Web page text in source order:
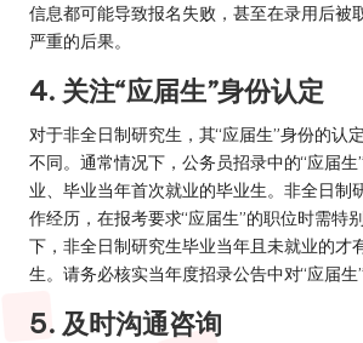
信息都可能导致报名失败，甚至在录用后被
严重的后果。
4. 关注“应届生”身份认定
对于非全日制研究生，其“应届生”身份的认
不同。通常情况下，公务员招录中的“应届
业、毕业当年首次就业的毕业生。非全日制
作经历，在报考要求“应届生”的职位时需特
下，非全日制研究生毕业当年且未就业的才
生。请务必核实当年度招录公告中对“应届生
5. 及时沟通咨询